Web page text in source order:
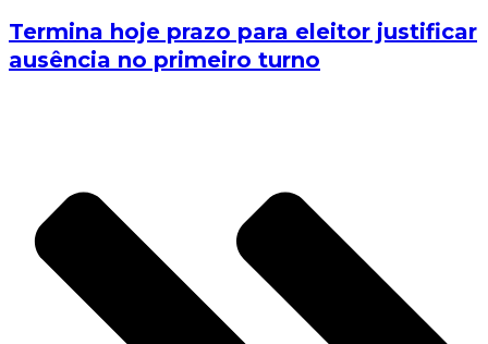
Termina hoje prazo para eleitor justificar
ausência no primeiro turno